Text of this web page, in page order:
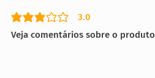
3.0
classificação média é 3 de 5
Veja comentários sobre o produto